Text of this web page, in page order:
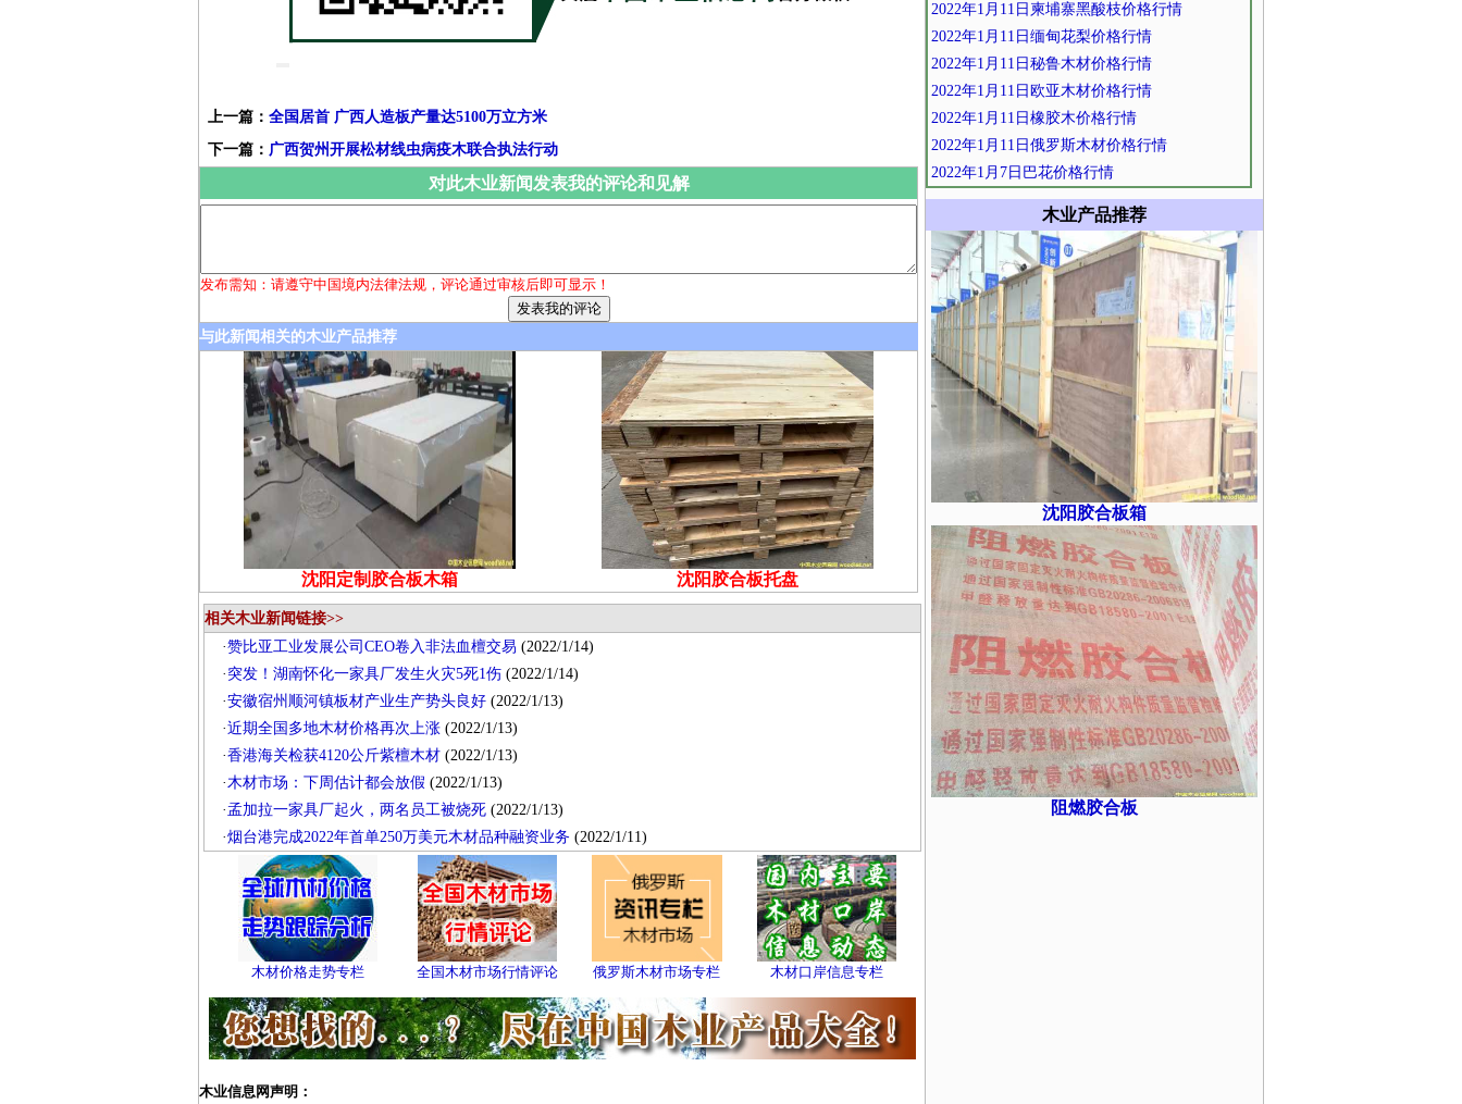
上一篇： 全国居首 广西人造板产量达5100万立方米
下一篇： 广西贺州开展松材线虫病疫木联合执法行动
对此木业新闻发表我的评论和见解
发布需知：请遵守中国境内法律法规，评论通过审核后即可显示！
与此新闻相关的木业产品推荐
沈阳定制胶合板木箱 沈阳胶合板托盘
相关木业新闻链接>>
·赞比亚工业发展公司CEO卷入非法血檀交易 (2022/1/14)
· 突发！湖南怀化一家具厂发生火灾5死1伤(2022/1/14)
·安徽宿州顺河镇板材产业生产势头良好(2022/1/13)
·近期全国多地木材价格再次上涨(2022/1/13)
·香港海关检获4120公斤紫檀木材(2022/1/13)
·木材市场：下周估计都会放假 (2022/1/13)
·孟加拉一家具厂起火，两名员工被烧死(2022/1/13)
·烟台港完成2022年首单250万美元木材品种融资业务 (2022/1/11)
木材价格走势专栏 全国木材市场行情评论 俄罗斯木材市场专栏 木材口岸信息专栏
木业信息网声明：
2022年1月11日柬埔寨黑酸枝价格行情
2022年1月11日缅甸花梨价格行情
2022年1月11日秘鲁木材价格行情
2022年1月11日欧亚木材价格行情
2022年1月11日橡胶木价格行情
2022年1月11日俄罗斯木材价格行情
2022年1月7日巴花价格行情
木业产品推荐
沈阳胶合板箱
阻燃胶合板